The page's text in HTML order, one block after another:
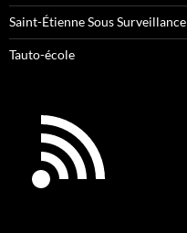
Saint-Étienne Sous Surveillance
Tauto-école